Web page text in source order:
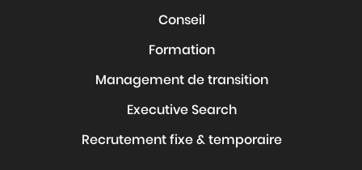
Conseil
Formation
Management de transition
Executive Search
Recrutement fixe & temporaire